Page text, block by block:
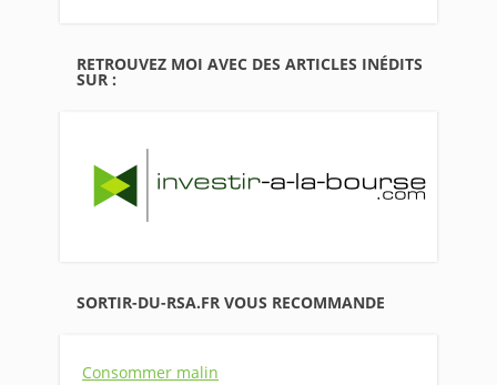
RETROUVEZ MOI AVEC DES ARTICLES INÉDITS
SUR :
SORTIR-DU-RSA.FR VOUS RECOMMANDE
Consommer malin